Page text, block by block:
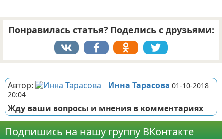
Понравилась статья? Поделись с друзьями:
Автор: Инна Тарасова 01-10-2018
20:04
Жду ваши вопросы и мнения в комментариях
Подпишись на нашу группу ВКонтакте